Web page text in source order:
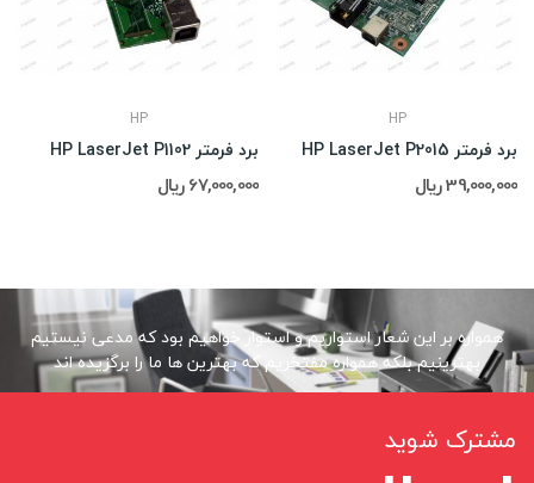
HP
برد فرمتر HP LaserJet P1102
67,000,000 ریال
HP
برد فرمتر HP LaserJet P2015
39,000,000 ریال
همواره بر این شعار استواریم و استوار خواهیم بود که مدعی نیستیم
بهترینیم بلکه همواره مفتخریم که بهترین ها ما را برگزیده اند
مشترک شوید